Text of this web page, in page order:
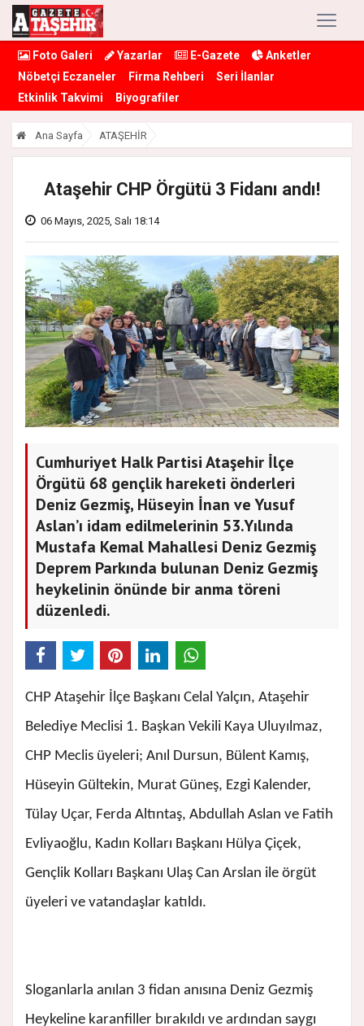
Foto Galeri Yazarlar E-Gazete
Anketler
Nöbetçi Eczaneler
Firma Rehberi
Seri İlanlar
Etkinlik Takvimi
Biyografiler
Ana Sayfa ATAŞEHİR
Ataşehir CHP Örgütü 3 Fidanı andı!
06 Mayıs, 2025, Salı 18:14
Cumhuriyet Halk Partisi Ataşehir İlçe
Örgütü 68 gençlik hareketi önderleri
Deniz Gezmiş, Hüseyin İnan ve Yusuf
Aslan’ı idam edilmelerinin 53.Yılında
Mustafa Kemal Mahallesi Deniz Gezmiş
Deprem Parkında bulunan Deniz Gezmiş
heykelinin önünde bir anma töreni
düzenledi.
CHP Ataşehir İlçe Başkanı Celal Yalçın, Ataşehir
Belediye Meclisi 1. Başkan Vekili Kaya Uluyılmaz,
CHP Meclis üyeleri; Anıl Dursun, Bülent Kamış,
Hüseyin Gültekin, Murat Güneş, Ezgi Kalender,
Tülay Uçar, Ferda Altıntaş, Abdullah Aslan ve Fatih
Evliyaoğlu, Kadın Kolları Başkanı Hülya Çiçek,
Gençlik Kolları Başkanı Ulaş Can Arslan ile örgüt
üyeleri ve vatandaşlar katıldı.
Sloganlarla anılan 3 fidan anısına Deniz Gezmiş
Heykeline karanfiller bırakıldı ve ardından saygı